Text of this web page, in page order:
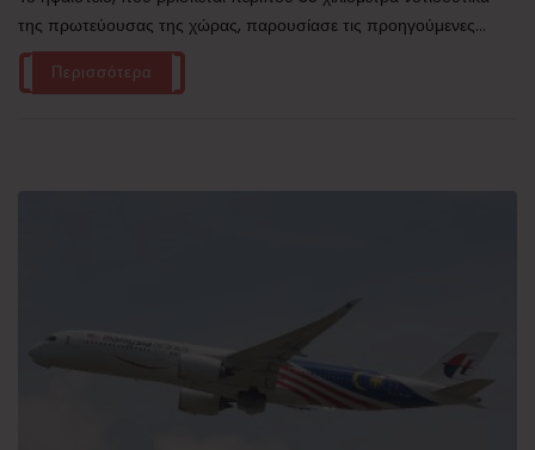
της πρωτεύουσας της χώρας, παρουσίασε τις προηγούμενες...
Περισσότερα